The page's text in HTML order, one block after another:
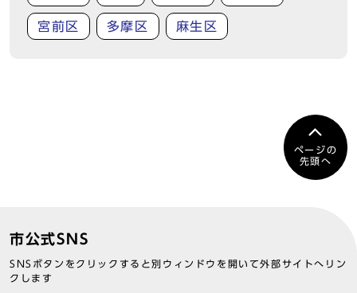
宮前区 多摩区 麻生区
ページの
先頭へ
市公式SNS
SNSボタンをクリックすると別ウィンドウを開いて外部サイトへリン
クします